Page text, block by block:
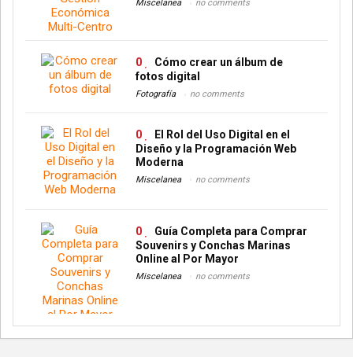
Miscelanea no comments
0
Cómo crear un álbum de
fotos digital
Fotografía no comments
0
El Rol del Uso Digital en el
Diseño y la Programación Web
Moderna
Miscelanea no comments
0
Guía Completa para Comprar
Souvenirs y Conchas Marinas
Online al Por Mayor
Miscelanea no comments